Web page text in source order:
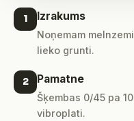
1 Izrakums
Noņemam
lieko grunti.
2 Pamatne
Šķembas 0/45 pa
vibroplati.